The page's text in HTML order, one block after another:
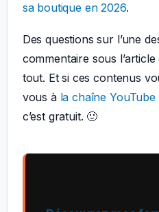
sa boutique en 2026.
Des questions sur l’une
commentaire sous
tout. Et si ces contenus
vous à la chaîne
c’est gratuit. 🙂